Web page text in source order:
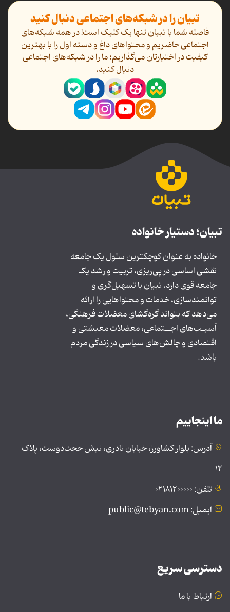
تبیان را در شبکه‌های اجتماعی دنبال کنید
فاصله شما با تبیان تنها یک کلیک است! در همه شبکه‌های
اجتماعی حاضریم و محتواهای داغ و دسته اول را با بهترین
کیفیت در اختیارتان می‌گذاریم؛ ما را در شبکه‌های اجتماعی
دنیال کنید.
تبیان؛ دستیار خانواده
خانواده به عنوان کوچکترین سلول یک جامعه
نقشی اساسی در پی‌ریزی، تربیت و رشد یک
جامعه قوی دارد. تبیان با تسهیل‌گری و
توانمندسازی، خدمات و محتواهایی را ارائه
می‌دهد که بتواند گره‌گشای معضلات فرهنگی،
آسیـب‌های اجــتماعی، معضلات معیشتی و
اقتصادی و چالش‌های سیاسی در زندگی مردم
باشد.
ما اینجاییم
آدرس: بلوار کشاورز، خیابان نادری، نبش حجت‌دوست، پلاک
۱۲
تلفن: ۰۲۱۸۱۲۰۰۰۰۰
ایمیل: public@tebyan.com
دسترسی سریع
ارتباط با ما